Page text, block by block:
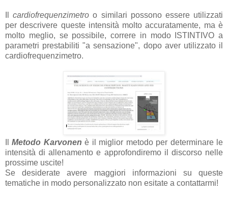
Ilcardiofrequenzimetroo similari possono essere utilizzati
per descrivere queste intensità molto accuratamente, ma è
molto meglio, se possibile, correre in modo ISTINTIVO a
parametri prestabiliti "a sensazione", dopo aver utilizzato il
cardiofrequenzimetro.
IlMetodo Karvonenè il miglior metodo per determinare le
intensità di allenamento e approfondiremo il discorso nelle
prossime uscite!
Se desiderate avere maggiori informazioni su queste
tematiche in modo personalizzato non esitate a contattarmi!